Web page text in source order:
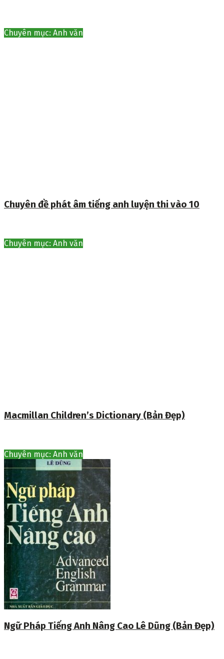
Chuyên mục: Anh văn
Chuyên đề phát âm tiếng anh luyện thi vào 10
Chuyên mục: Anh văn
Macmillan Children’s Dictionary (Bản Đẹp)
Chuyên mục: Anh văn
Ngữ Pháp Tiếng Anh Nâng Cao Lê Dũng (Bản Đẹp)